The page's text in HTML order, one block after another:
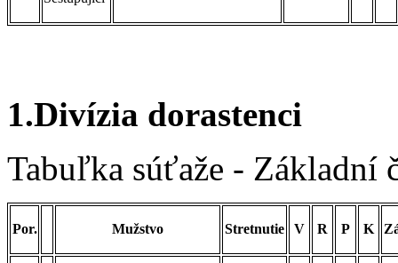
1.Divízia dorastenci
Tabuľka súťaže - Základní
Por. Mužstvo Stretnutie V R P K